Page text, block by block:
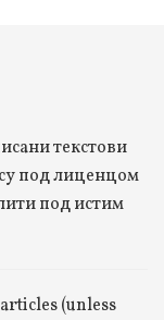
текстови
су под лиценцом
под истим
(unless